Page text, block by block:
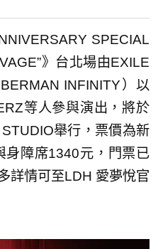
SPECIAL
》台北場由EXILE
INFINITY）以
等人參與演出，將於
舉行，票價為新
身障席1340元，門票已
詳情可至LDH 愛夢悅官